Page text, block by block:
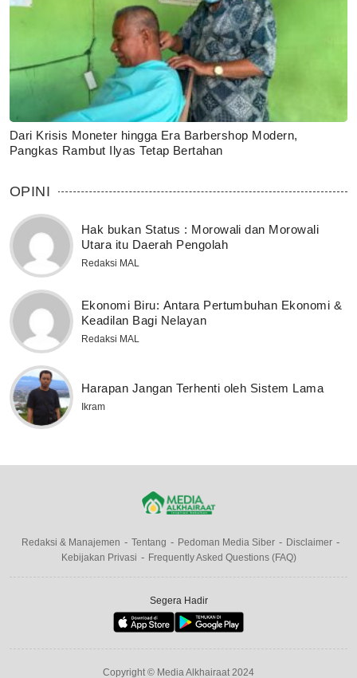
Dari Krisis Moneter hingga Era Barbershop Modern,
Pangkas Rambut Ilyas Tetap Bertahan
OPINI
Hak bukan Status : Morowali dan Morowali
Utara itu Daerah Pengolah
Redaksi MAL
Ekonomi Biru: Antara Pertumbuhan Ekonomi &
Keadilan Bagi Nelayan
Redaksi MAL
Harapan Jangan Terhenti oleh Sistem Lama
Ikram
Redaksi & Manajemen Tentang Pedoman Media Siber
Disclaimer
Kebijakan Privasi
Frequently Asked Questions (FAQ)
Segera Hadir
Copyright © Media Alkhairaat 2024